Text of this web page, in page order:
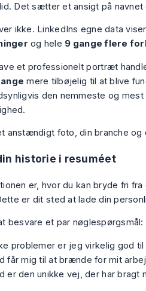
Det sætter et ansigt på
ikke. LinkedIns egne data
og hele 9 gange flere
et professionelt portræt
mere tilbøjelig til at blive
den nemmeste og
anstændigt foto, din branche og
historie i resuméet
er, hvor du kan bryde fri
er dit sted at lade din
besvare et par nøglespørgsmål:
problemer er jeg virkelig god til
får mig til at brænde for mit
er den unikke vej, der har bragt